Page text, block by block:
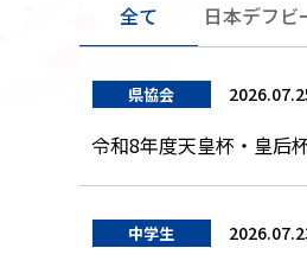
全て 日本デフビ
県協会
令和8年度天皇杯・皇后
中学生